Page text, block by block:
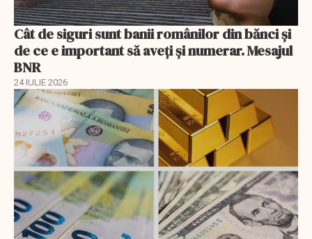
Cât de siguri sunt banii românilor din bănci şi
de ce e important să aveţi şi numerar. Mesajul
BNR
24 IULIE 2026